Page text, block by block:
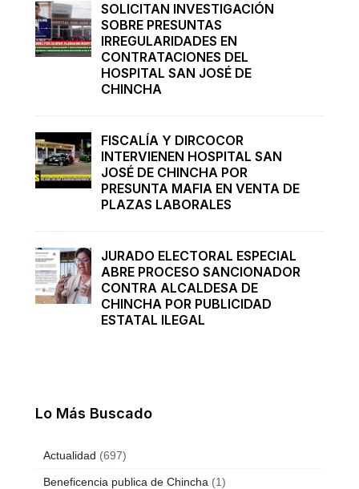
SOLICITAN INVESTIGACIÓN
SOBRE PRESUNTAS
IRREGULARIDADES EN
CONTRATACIONES DEL
HOSPITAL SAN JOSÉ DE
CHINCHA
FISCALÍA Y DIRCOCOR
INTERVIENEN HOSPITAL SAN
JOSÉ DE CHINCHA POR
PRESUNTA MAFIA EN VENTA DE
PLAZAS LABORALES
JURADO ELECTORAL ESPECIAL
ABRE PROCESO SANCIONADOR
CONTRA ALCALDESA DE
CHINCHA POR PUBLICIDAD
ESTATAL ILEGAL
Lo Más Buscado
Actualidad (697)
Beneficencia publica de Chincha (1)